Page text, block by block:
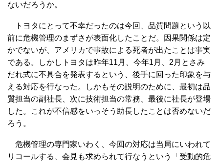
ないだろうか。
トヨタにとって不幸だったのは今回、品質問題という以
前に危機管理のまずさが表面化したことだ。因果関係は定
かでないが、アメリカで事故による死者が出たことは事実
である。しかしトヨタは昨年11月、今年1月、2月とさみ
だれ式に不具合を発表するという、後手に回った印象を与
える対応を行なった。しかもその説明のために、最初は品
質担当の副社長、次に技術担当の常務、最後に社長が登場
した。これが不信感をいっそう助長したことは否めないだ
ろう。
危機管理の専門家いわく、今回の対応は当局にいわれて
リコールする、会見も求められて行なうという「受動的危